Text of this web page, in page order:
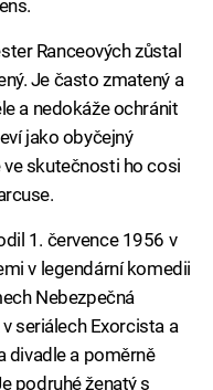
Ranceových zůstal
Je často zmatený a
a nedokáže ochránit
jako obyčejný
skutečnosti ho cosi
1. července 1956 v
v legendární komedii
Nebezpečná
seriálech Exorcista a
divadle a poměrně
podruhé ženatý s